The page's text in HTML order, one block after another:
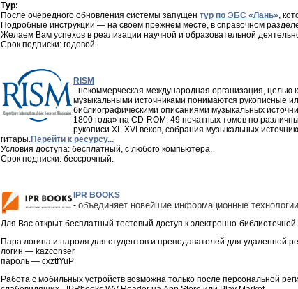
Тур:
После очередного обновления системы запущен тур по ЭБС «Лань»,
Подробные инструкции — на своем прежнем месте, в справочном
Желаем Вам успехов в реализации научной и образовательной
Срок подписки: годовой.
RISM
- некоммерческая международная организация, целью
музыкальными источниками понимаются рукописные
библиографическими описаниями музыкальных
1800 года» на CD-ROM; 49 печатных томов по
рукописи XI–XVI веков, собрания музыкальных
гитары.Перейти к ресурсу...
Условия доступа: бесплатный, с любого компьютера.
Срок подписки: бессрочный.
IPR BOOKS
- объединяет новейшие информационные
Для Вас открыт бесплатный тестовый доступ к электронно-
Пара логина и пароля для студентов и преподавателей для удаленной
логин — kazconser
пароль — cxztfYuP
Работа с мобильных устройств возможна только после персональной